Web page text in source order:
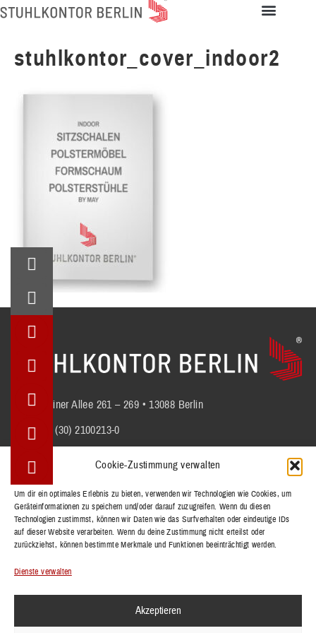
Cookie-Zustimmung verwalten
Um dir ein optimales Erlebnis zu bieten, verwenden wir Technologien wie Cookies, um
Geräteinformationen zu speichern und/oder darauf zuzugreifen. Wenn du diesen
Technologien zustimmst, können wir Daten wie das Surfverhalten oder eindeutige IDs
auf dieser Website verarbeiten. Wenn du deine Zustimmung nicht erteilst oder
zurückziehst, können bestimmte Merkmale und Funktionen beeinträchtigt werden.
Dienste verwalten
Akzeptieren
stuhlkontor_cover_indoor2
Berliner Allee 261 – 269 • 13088 Berlin
+49 (30) 2100213-0
STÜHLE
BÄNKE
TISCHE
REFERENZEN